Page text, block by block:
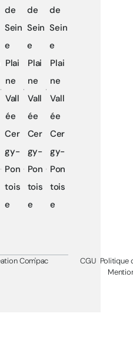
de
Sein
e
Plai
ne
Vall
ée
Cer
gy-
Pon
tois
e
de
Sein
e
Plai
ne
Vall
ée
Cer
gy-
Pon
tois
e
de
Sein
e
Plai
ne
Vall
ée
Cer
gy-
Pon
tois
e
Com'pac CGU Politique